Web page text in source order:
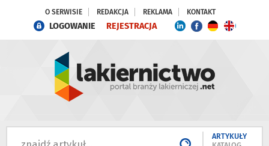
O SERWISIE REDAKCJA REKLAMA KONTAKT
LOGOWANIE REJESTRACJA
ARTYKUŁY